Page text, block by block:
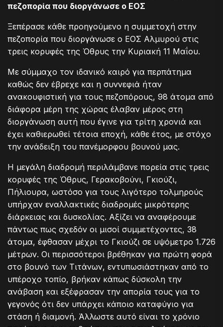
πεζοπορία που διοργάνωσε ο ΕΟΣ
Ξεπέρασε κάθε προηγούμενο η συμμετοχή στην
πεζοπορία που διοργάνωσε ο ΕΟΣ Αλμυρού στις
τρεις κορυφές της Όθρυς την Κυριακή 11 Μαΐου.
Με σύμμαχο τον ιδανικό καιρό για περπάτημα
καθώς δεν έβρεχε και η συννεφιά ήταν
ανακουφιστική για τους πεζοπόρους, 98 άτομα από
διάφορα μέρη της χώρας έλαβαν μέρος στη
διοργάνωση αυτή που έγινε για τρίτη χρονιά και
έχει καθιερωθεί τέτοια εποχή, κάθε έτος, με στόχο
την ανάδειξη του πανέμορφου βουνού μας.
Η μεγάλη διαδρομή περιλάμβανε πορεία στις τρεις
κορυφές της Όθρυς, Γερακοβούνι, Γκιούζι,
Πήλιουρα, ωστόσο για τους λιγότερο τολμηρούς
υπήρχαν εναλλακτικές διαδρομές μικρότερης
διάρκειας και δυσκολίας. Αξίζει να αναφέρουμε
πάντως πως σχεδόν οι μισοί συμμετέχοντες, 38
άτομα, έφθασαν μέχρι το Γκιούζι σε υψόμετρο 1.726
μέτρων. Οι περισσότεροι βρέθηκαν για πρώτη φορά
στο βουνό των Τιτάνων, εντυπωσιάστηκαν από το
υπέροχο τοπίο, βρήκαν κάπως δύσκολη την
ανάβαση και εξέφρασαν την απορία τους για το
γεγονός ότι δεν υπάρχει κάποιο καταφύγιο για
στάση ή διαμονή. Άλλωστε αυτό είναι το χρόνιο